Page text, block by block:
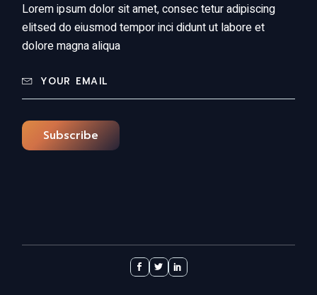
Lorem ipsum dolor sit amet, consec tetur adipiscing
elitsed do eiusmod tempor inci didunt ut labore et
dolore magna aliqua
Subscribe